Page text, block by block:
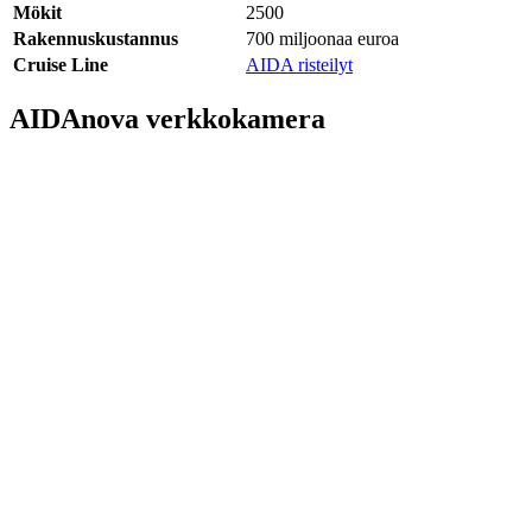
Mökit
2500
Rakennuskustannus
700 miljoonaa euroa
Cruise Line
AIDA risteilyt
AIDAnova verkkokamera